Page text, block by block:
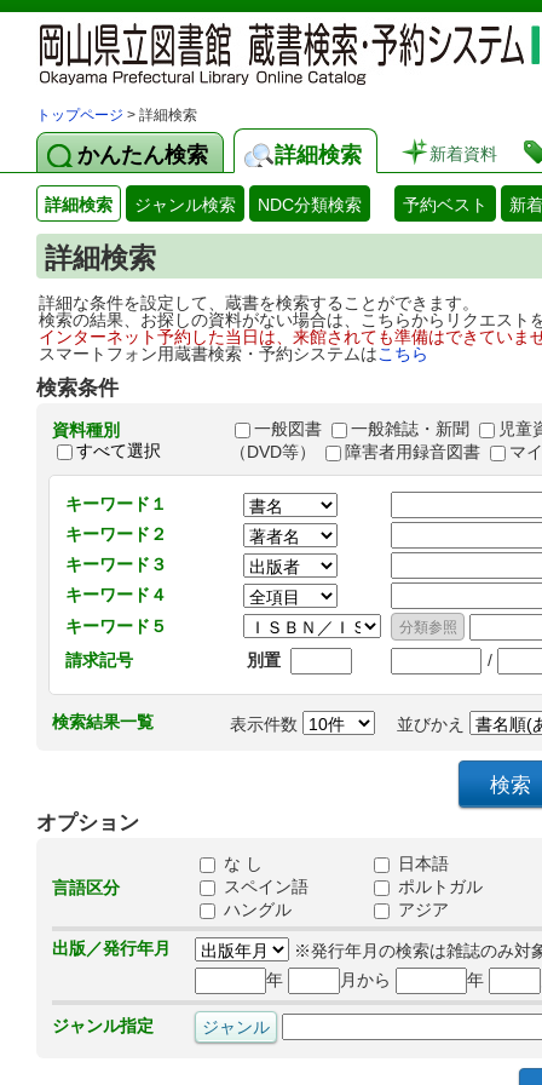
トップページ > 詳細検索
かんたん検索 詳細検索 新着資料
詳細検索 ジャンル検索 NDC分類検索 予約ベスト 新
詳細検索
詳細な条件を設定して、蔵書を検索することができます。
検索の結果、お探しの資料がない場合は、こちらからリクエス
インターネット予約した当日は、来館されても準備はできてい
スマートフォン用蔵書検索・予約システムはこちら
検索条件
資料種別
すべて選択
一般図書 一般雑誌・新聞
児童
（DVD等）
障害者用録音図書 マ
キーワード１
キーワード２
キーワード３
キーワード４
キーワード５
請求記号
別置 /
検索結果一覧 表示件数 並びかえ
オプション
言語区分
な し
日本語
スペイン語
ポルトガル
ハングル
アジア
出版／発行年月
※発行年月の検索は雑誌のみ対
年
月から 年
ジャンル指定